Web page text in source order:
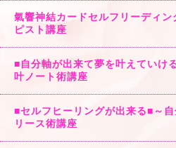
氣響神結カードセルフリーディ
ピスト講座
■自分軸が出来て夢を叶えていけ
叶ノート術講座
■セルフヒーリングが出来る■～
リース術講座